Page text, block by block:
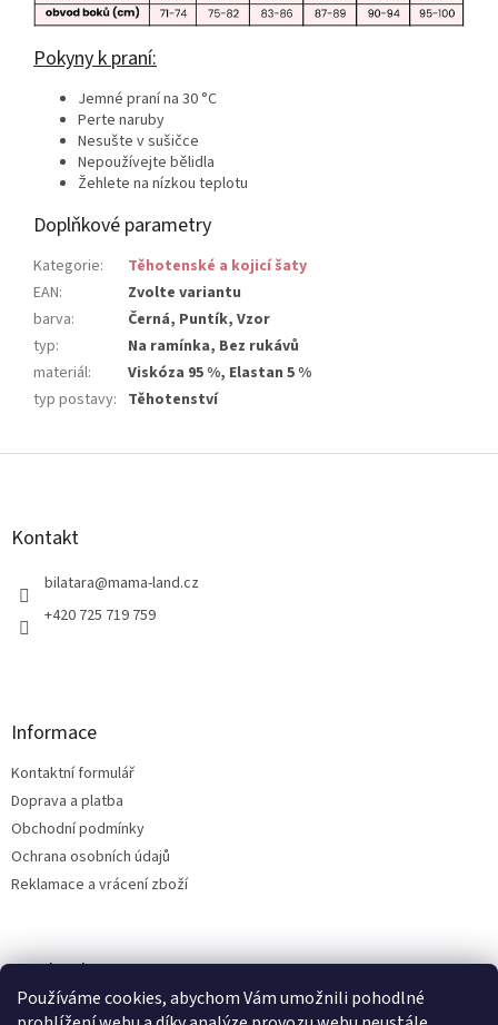
Používáme cookies, abychom Vám umožnili pohodlné
Pokyny k praní:
Jemné praní na 30 °C
Perte naruby
Nesušte v sušičce
Nepoužívejte bělidla
Žehlete na nízkou teplotu
Doplňkové parametry
Kategorie:
Těhotenské a kojicí šaty
EAN:
Zvolte variantu
barva:
Černá, Puntík, Vzor
typ:
Na ramínka, Bez rukávů
materiál:
Viskóza 95 %, Elastan 5 %
typ postavy: Těhotenství
Z
Kontakt
bilatara@mama-land.cz
+420 725 719 759
Informace
Kontaktní formulář
Doprava a platba
Obchodní podmínky
Ochrana osobních údajů
Reklamace a vrácení zboží
Facebook